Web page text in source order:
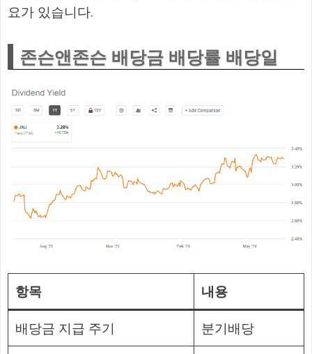
요가 있습니다.
존슨앤존슨 배당금 배당률 배당일
항목 내용
배당금 지급 주기
분기배당